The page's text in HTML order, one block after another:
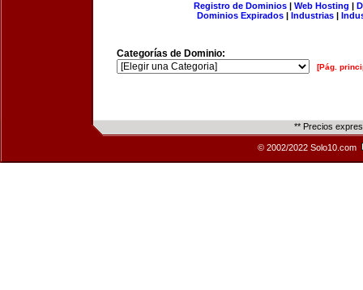
Registro de Dominios| Web Hosting |
Dominios Expirados | Industrias |
Categorías de Dominio:
[Pág.
** Precios
© 2002/2022 Solo10.com